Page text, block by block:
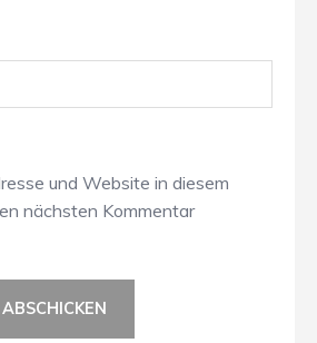
und Website in diesem
nächsten Kommentar